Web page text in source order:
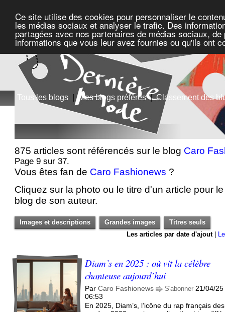
Ce site utilise des cookies pour personnaliser le
les médias sociaux et analyser le trafic. Des
partagées avec nos partenaires de médias sociaux,
informations que vous leur avez fournies ou qu'ils ont
Tous les blogs | Mes blogs préférés|Classement des
875 articles sont référencés sur le blog Caro
Page 9 sur 37.
Vous êtes fan de Caro Fashionews ?
Cliquez sur la photo ou le titre d'un article pour
blog de son auteur.
Images et descriptions Grandes images
Titres seuls
Les articles par date d'ajout|
Diam’s en 2025 : où vit la célèbre
chanteuse aujourd’hui
ParCaro Fashionews S'abonner 21/04/25
06:53
En 2025, Diam’s, l’icône du rap français des